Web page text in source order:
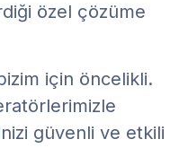
özel çözüme
için öncelikli.
güvenli ve etkili